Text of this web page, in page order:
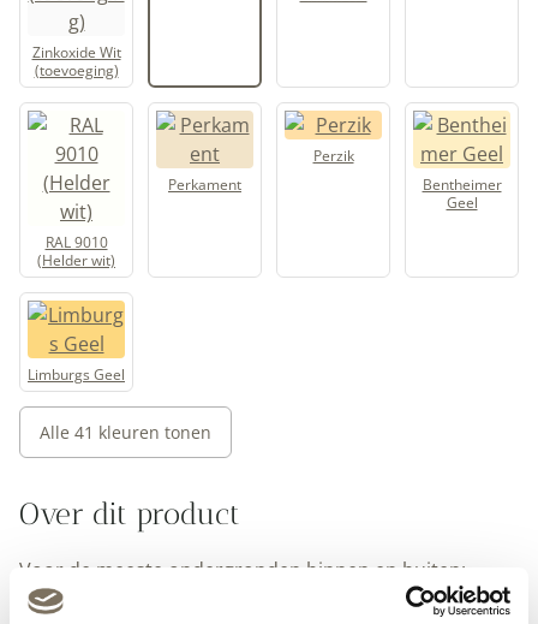
Zinkoxide Wit
(toevoeging)
RAL 9010
(Helder wit)
Perkament
Perzik
Bentheimer
Geel
Limburgs Geel
Alle 41 kleuren tonen
Over dit product
Voor de meeste ondergronden binnen en buiten:
hout, metaal, kunststof, bestaand schilderwerk en